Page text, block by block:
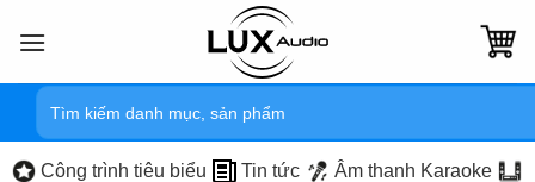
qua
Tìm
kiếm:
Công trình tiêu biểu Tin tức Âm thanh Karaoke